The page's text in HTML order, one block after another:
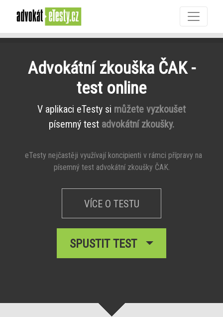
Advokátní zkouška ČAK -
test online
V aplikaci eTesty si můžete vyzkoušet
písemný test advokátní zkoušky.
eTesty nejčastěji využívají koncipienti v rámci přípravy na
písemný test advokátní zkoušky ČAK.
VÍCE O TESTU
SPUSTIT TEST